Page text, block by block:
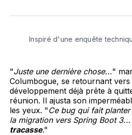
X
Facebook
PinterestLinkedIn
Inspiré d'une enquête
"Juste une dernière chose..."
Columbogue, se retournant
développement déjà prête à
réunion. Il ajusta son
les yeux. "Ce bug qui fait
la migration vers Spring Boot 3...
tracasse."